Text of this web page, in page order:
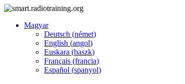
Magyar
Deutsch (német)
English (angol)
Euskara (baszk)
Français (francia)
Español (spanyol)